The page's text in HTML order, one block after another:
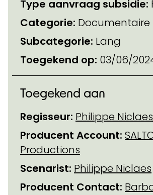
Type aanvraag subsidie:
Categorie: Documentaire
Subcategorie: Lang
Toegekend op: 03/06/
Toegekend aan
Regisseur: Philippe Niclaes
Producent Account:
Productions
Scenarist: Philippe Niclaes
Producent Contact: